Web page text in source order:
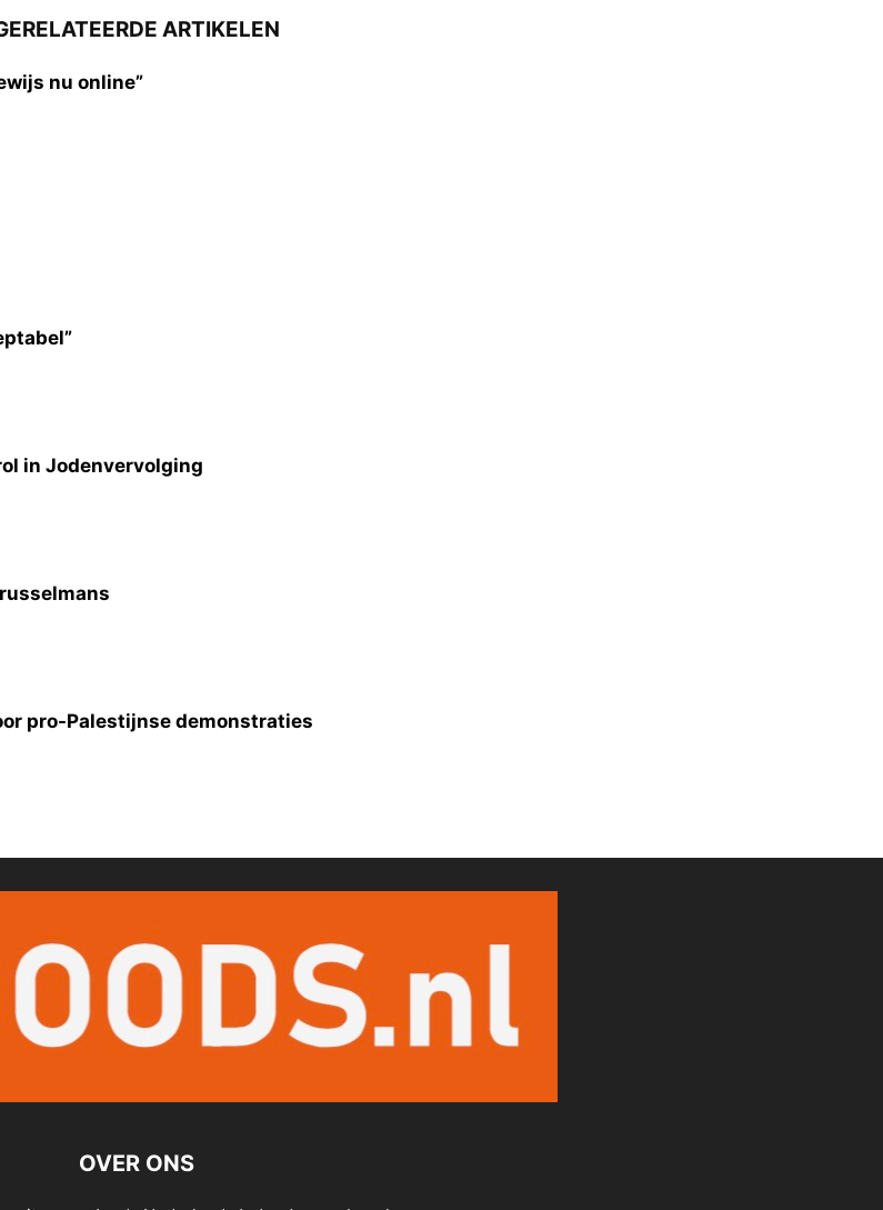
ARTIKELEN
nu online”
in Jodenvervolging
pro-Palestijnse demonstraties
OVER ONS